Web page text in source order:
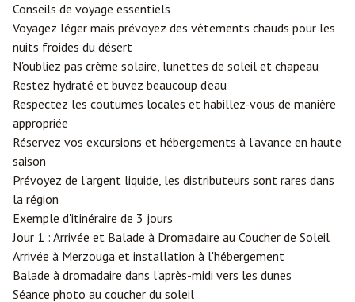
Conseils de voyage essentiels
Voyagez léger mais prévoyez des vêtements chauds pour les
nuits froides du désert
N'oubliez pas crème solaire, lunettes de soleil et chapeau
Restez hydraté et buvez beaucoup d'eau
Respectez les coutumes locales et habillez-vous de manière
appropriée
Réservez vos excursions et hébergements à l'avance en haute
saison
Prévoyez de l'argent liquide, les distributeurs sont rares dans
la région
Exemple d'itinéraire de 3 jours
Jour 1 : Arrivée et Balade à Dromadaire au Coucher de Soleil
Arrivée à Merzouga et installation à l'hébergement
Balade à dromadaire dans l'après-midi vers les dunes
Séance photo au coucher du soleil